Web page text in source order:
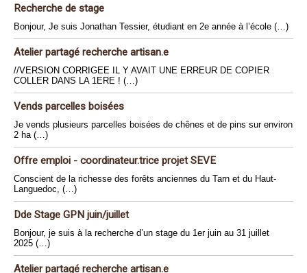
Recherche de stage
Bonjour, Je suis Jonathan Tessier, étudiant en 2e année à l’école (…)
Atelier partagé recherche artisan.e
//VERSION CORRIGEE IL Y AVAIT UNE ERREUR DE COPIER
COLLER DANS LA 1ERE ! (…)
Vends parcelles boisées
Je vends plusieurs parcelles boisées de chênes et de pins sur environ
2 ha (…)
Offre emploi - coordinateur.trice projet SEVE
Conscient de la richesse des forêts anciennes du Tarn et du Haut-
Languedoc, (…)
Dde Stage GPN juin/juillet
Bonjour, je suis à la recherche d’un stage du 1er juin au 31 juillet
2025 (…)
Atelier partagé recherche artisan.e